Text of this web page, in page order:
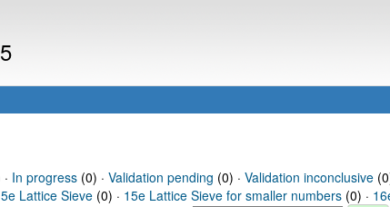
In progress(0) · Validation pending (0) · Validation inconclusive
Lattice Sieve (0) · 15e Lattice Sieve for smaller numbers (0) ·